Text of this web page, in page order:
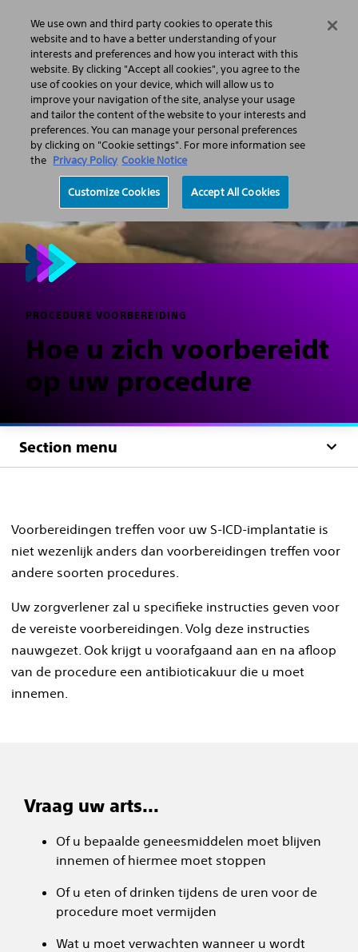
PROCEDURE VOORBEREIDING
Hoe u zich voorbereidt
op uw procedure
Section menu
Voorbereidingen treffen voor uw S-ICD-implantatie is
niet wezenlijk anders dan voorbereidingen treffen voor
andere soorten procedures.
Uw zorgverlener zal u specifieke instructies geven voor
de vereiste voorbereidingen. Volg deze instructies
nauwgezet. Ook krijgt u voorafgaand aan en na afloop
van de procedure een antibioticakuur die u moet
innemen.
Vraag uw arts…
Of u bepaalde geneesmiddelen moet blijven
innemen of hiermee moet stoppen
Of u eten of drinken tijdens de uren voor de
procedure moet vermijden
Wat u moet verwachten wanneer u wordt
We use own and third party cookies to operate this
website and to have a better understanding of your
interests and preferences and how you interact with this
website. By clicking "Accept all cookies", you agree to the
use of cookies on your device, which will allow us to
improve your navigation of the site, analyse your usage
and tailor the content of the website to your interests and
preferences. You can manage your personal preferences
by clicking on "Cookie settings". For more information see
the Privacy Policy Cookie Notice
Customize Cookies Accept All Cookies